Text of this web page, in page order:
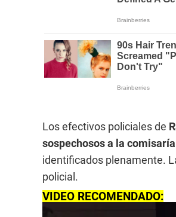
Los efectivos policiales de
sospechosos a la
identificados plenamente.
policial.
VIDEO RECOMENDADO: